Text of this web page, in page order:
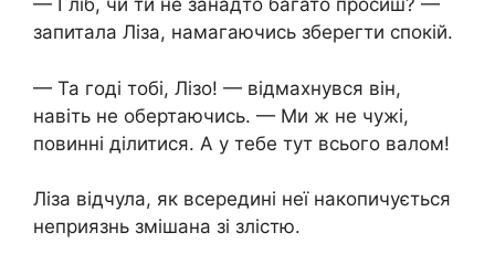
— Гліб, чи ти не занадто багато просиш? —
запитала Ліза, намагаючись зберегти спокій.
— Та годі тобі, Лізо! — відмахнувся він,
навіть не обертаючись. — Ми ж не чужі,
повинні ділитися. А у тебе тут всього валом!
Ліза відчула, як всередині неї накопичується
неприязнь змішана зі злістю.